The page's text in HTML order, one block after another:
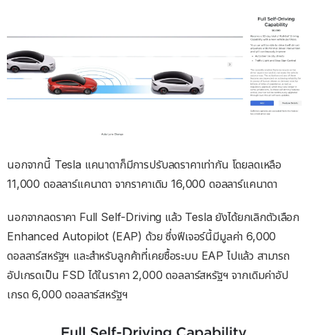
นอกจากนี้ Tesla แคนาดาก็มีการปรับลดราคาเท่ากัน โดยลดเหลือ
11,000 ดอลลาร์แคนาดา จากราคาเดิม 16,000 ดอลลาร์แคนาดา
นอกจากลดราคา Full Self-Driving แล้ว Tesla ยังได้ยกเลิกตัวเลือก
Enhanced Autopilot (EAP) ด้วย ซึ่งฟีเจอร์นี้มีมูลค่า 6,000
ดอลลาร์สหรัฐฯ และสำหรับลูกค้าที่เคยซื้อระบบ EAP ไปแล้ว สามารถ
อัปเกรดเป็น FSD ได้ในราคา 2,000 ดอลลาร์สหรัฐฯ จากเดิมค่าอัป
เกรด 6,000 ดอลลาร์สหรัฐฯ